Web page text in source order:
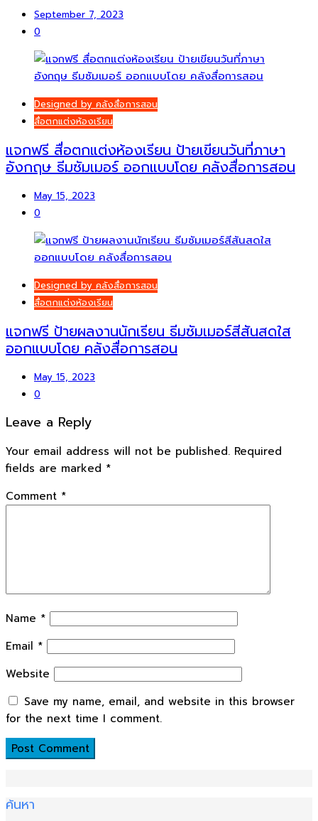
September 7, 2023
0
Designed by คลังสื่อการสอน
สื่อตกแต่งห้องเรียน
แจกฟรี สื่อตกแต่งห้องเรียน ป้ายเขียนวันที่ภาษา
อังกฤษ ธีมซัมเมอร์ ออกแบบโดย คลังสื่อการสอน
May 15, 2023
0
Designed by คลังสื่อการสอน
สื่อตกแต่งห้องเรียน
แจกฟรี ป้ายผลงานนักเรียน ธีมซัมเมอร์สีสันสดใส
ออกแบบโดย คลังสื่อการสอน
May 15, 2023
0
Leave a Reply
Your email address will not be published. Required
fields are marked *
Comment *
Name *
Email *
Website
Save my name, email, and website in this browser
for the next time I comment.
ค้นหา